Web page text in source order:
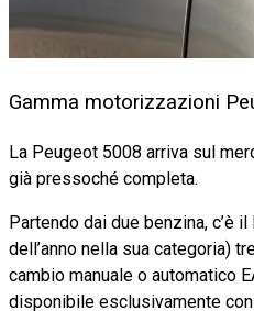
Gamma motorizzazioni
La Peugeot 5008 arriva sul
già pressoché completa.
Partendo dai due benzina, c’è
dell’anno nella sua categoria)
cambio manuale o automatico
disponibile esclusivamente